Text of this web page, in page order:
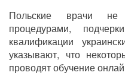
Польские врачи
процедурами,
квалификации
указывают, что
проводят обучение